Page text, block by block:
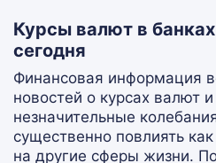
Курсы валют в
сегодня
Финансовая информация
новостей о курсах валют
незначительные
существенно повлиять
на другие сферы жизни.